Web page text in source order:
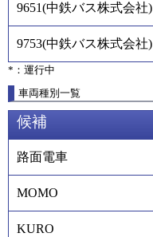
9651(中鉄バス株式会社)
9753(中鉄バス株式会社)
*：運行中
車両種別一覧
候補
路面電車
MOMO
KURO